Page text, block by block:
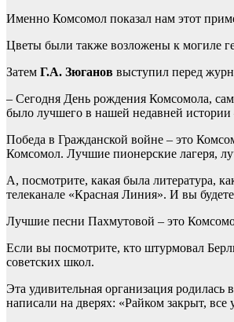
Именно Комсомол показал нам этот
Цветы были также возложены к могиле
Затем Г.А. Зюганов выступил перед
– Сегодня День рождения Комсомола,
было лучшего в нашей недавней истории
Победа в Гражданской войне – это
Комсомол. Лучшие пионерские лагеря,
А, посмотрите, какая была литература,
телеканале «Красная Линия». И вы
Лучшие песни Пахмутовой – это
Если вы посмотрите, кто штурмовал
советских школ.
Эта удивительная организация
написали на дверях: «Райком закрыт,